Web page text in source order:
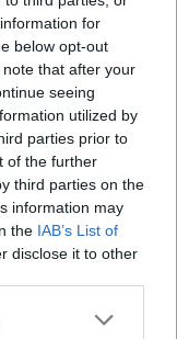
for
below opt-out
that after your
seeing
utilized by
parties prior to
of the further
third parties on the
information may
the IAB’s List of
disclose it to other
посмотрите